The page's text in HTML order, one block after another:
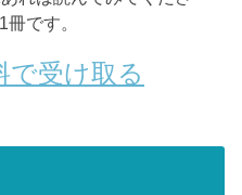
です。
受け取る